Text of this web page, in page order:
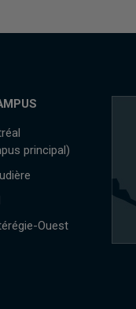
principal)
Ouest